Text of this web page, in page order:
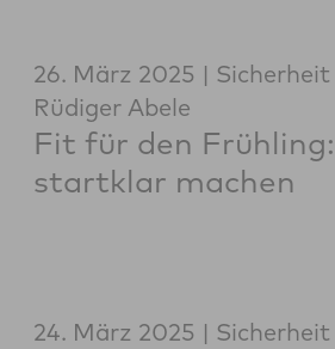
26. März 2025
Sicherheit
Rüdiger Abele
Fit für den
startklar machen
24. März 2025
Sicherheit